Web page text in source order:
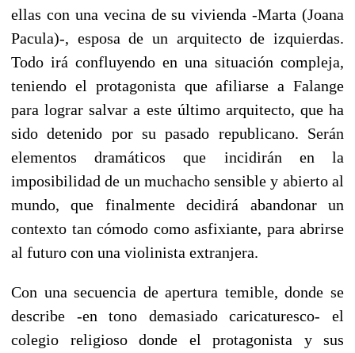
ellas con una vecina de su vivienda -Marta (Joana
Pacula)-, esposa de un arquitecto de izquierdas.
Todo irá confluyendo en una situación compleja,
teniendo el protagonista que afiliarse a Falange
para lograr salvar a este último arquitecto, que ha
sido detenido por su pasado republicano. Serán
elementos dramáticos que incidirán en la
imposibilidad de un muchacho sensible y abierto al
mundo, que finalmente decidirá abandonar un
contexto tan cómodo como asfixiante, para abrirse
al futuro con una violinista extranjera.
Con una secuencia de apertura temible, donde se
describe -en tono demasiado caricaturesco- el
colegio religioso donde el protagonista y sus